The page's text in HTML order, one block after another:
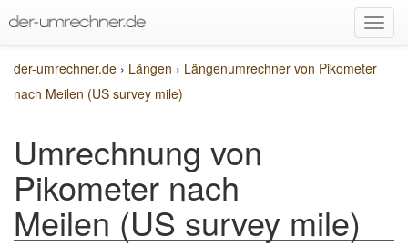
der-umrechner.de › Längen › Längenumrechner von Pikometer
nach Meilen (US survey mile)
Umrechnung von
Pikometer nach
Meilen (US survey mile)